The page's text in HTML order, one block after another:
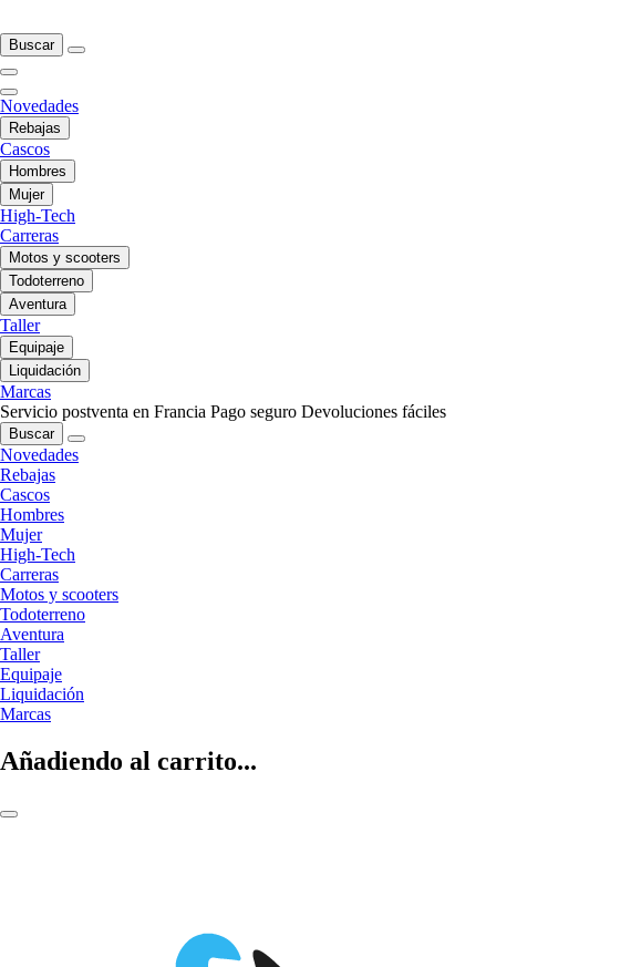
Buscar
Novedades
Rebajas
Cascos
Hombres
Mujer
High-Tech
Carreras
Motos y scooters
Todoterreno
Aventura
Taller
Equipaje
Liquidación
Marcas
Servicio postventa en Francia Pago seguro Devoluciones fáciles
Buscar
Novedades
Rebajas
Cascos
Hombres
Mujer
High-Tech
Carreras
Motos y scooters
Todoterreno
Aventura
Taller
Equipaje
Liquidación
Marcas
Añadiendo al carrito...